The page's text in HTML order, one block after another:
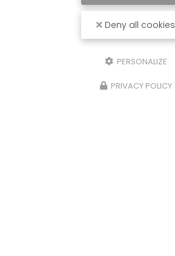
Deny all cookies
PERSONALIZE
PRIVACY POLICY